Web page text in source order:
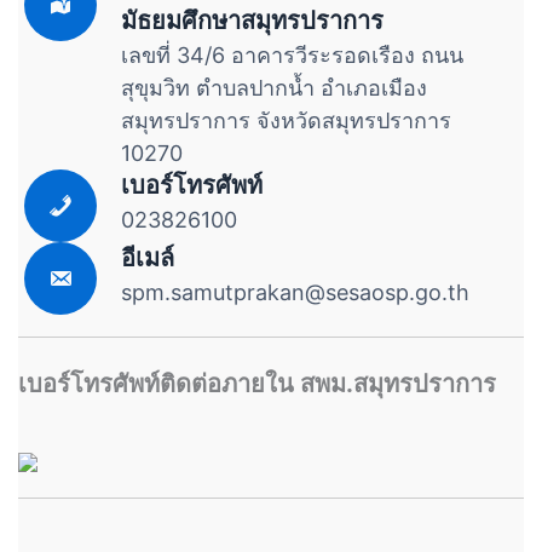
มัธยมศึกษาสมุทรปราการ
เลขที่ 34/6 อาคารวีระรอดเรือง ถนน
สุขุมวิท ตำบลปากน้ำ อำเภอเมือง
สมุทรปราการ จังหวัดสมุทรปราการ
10270
เบอร์โทรศัพท์
023826100
อีเมล์
spm.samutprakan@sesaosp.go.th
เบอร์โทรศัพท์ติดต่อภายใน สพม.สมุทรปราการ